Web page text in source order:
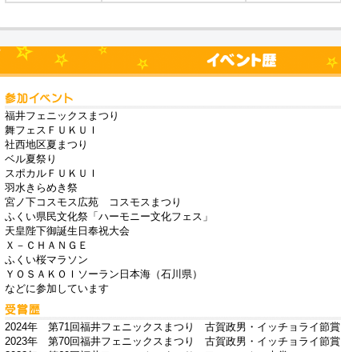
福井フェニックスまつり
舞フェスＦＵＫＵＩ
社西地区夏まつり
ベル夏祭り
スポカルＦＵＫＵＩ
羽水きらめき祭
宮ノ下コスモス広苑 コスモスまつり
ふくい県民文化祭「ハーモニー文化フェス」
天皇陛下御誕生日奉祝大会
Ｘ－ＣＨＡＮＧＥ
ふくい桜マラソン
ＹＯＳＡＫＯＩソーラン日本海（石川県）
などに参加しています
2024年 第71回福井フェニックスまつり 古賀政男・イッチョライ節賞
2023年 第70回福井フェニックスまつり 古賀政男・イッチョライ節賞